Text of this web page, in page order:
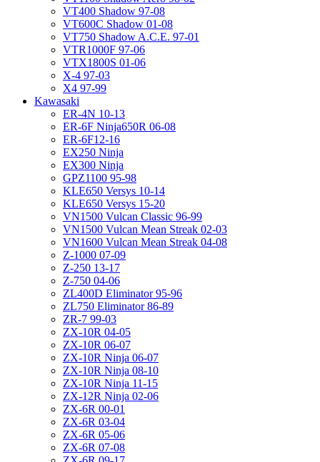
VT400 Shadow 97-08
VT600C Shadow 01-08
VT750 Shadow A.C.E. 97-01
VTR1000F 97-06
VTX1800S 01-06
X-4 97-03
X4 97-99
Kawasaki
ER-4N 10-13
ER-6F Ninja650R 06-08
ER-6F12-16
EX250 Ninja
EX300 Ninja
GPZ1100 95-98
KLE650 Versys 10-14
KLE650 Versys 15-20
VN1500 Vulcan Classic 96-99
VN1500 Vulcan Mean Streak 02-03
VN1600 Vulcan Mean Streak 04-08
Z-1000 07-09
Z-250 13-17
Z-750 04-06
ZL400D Eliminator 95-96
ZL750 Eliminator 86-89
ZR-7 99-03
ZX-10R 04-05
ZX-10R 06-07
ZX-10R Ninja 06-07
ZX-10R Ninja 08-10
ZX-10R Ninja 11-15
ZX-12R Ninja 02-06
ZX-6R 00-01
ZX-6R 03-04
ZX-6R 05-06
ZX-6R 07-08